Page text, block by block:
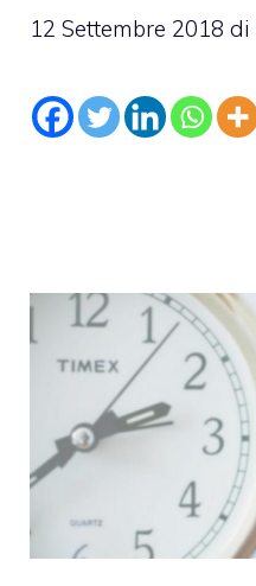
12 Settembre 2018 di